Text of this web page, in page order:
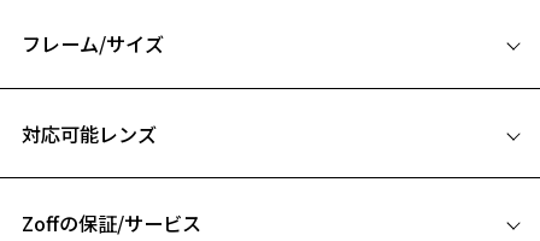
※柄や色味の出方に個体差があり、画像と異なる場合がございます。
フレーム/サイズ
B ブリッジ(鼻部分)の横幅：18mm
対応可能レンズ
Zoffの保証/サービス